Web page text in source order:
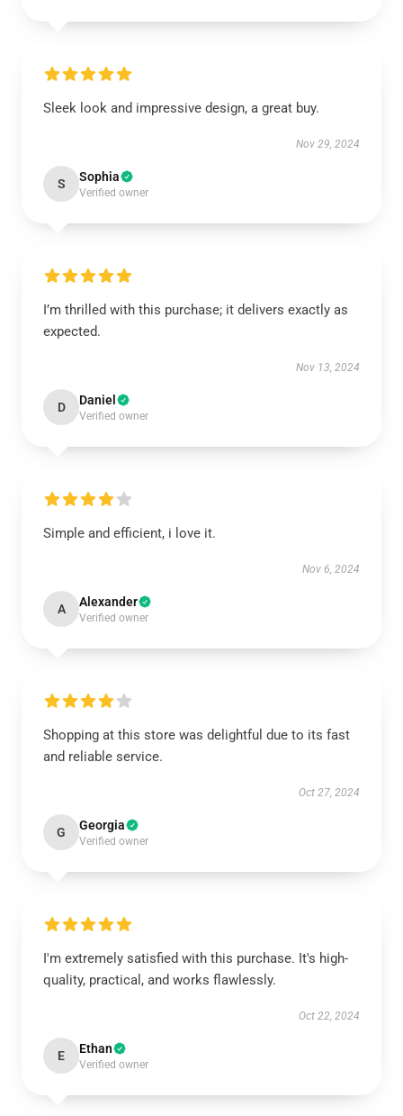
Sleek look and impressive design, a great buy.
Nov 29, 2024
S Sophia
Verified owner
I’m thrilled with this purchase; it delivers exactly as
expected.
Nov 13, 2024
D Daniel
Verified owner
Simple and efficient, i love it.
Nov 6, 2024
A Alexander
Verified owner
Shopping at this store was delightful due to its fast
and reliable service.
Oct 27, 2024
G Georgia
Verified owner
I'm extremely satisfied with this purchase. It's high-
quality, practical, and works flawlessly.
Oct 22, 2024
E Ethan
Verified owner